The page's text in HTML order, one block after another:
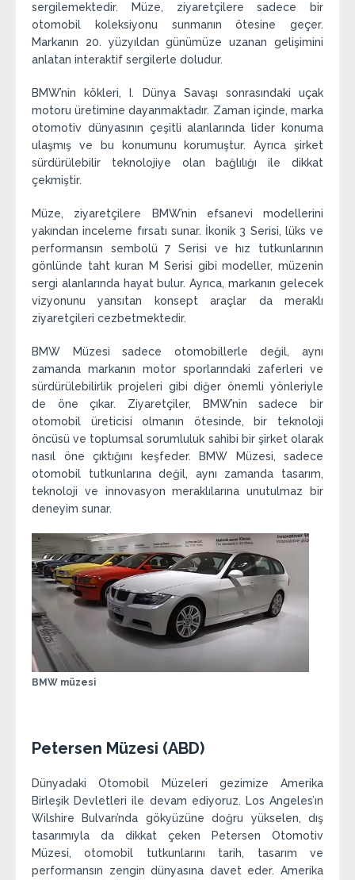
sergilemektedir. Müze, ziyaretçilere sadece bir
otomobil koleksiyonu sunmanın ötesine geçer.
Markanın 20. yüzyıldan günümüze uzanan gelişimini
anlatan interaktif sergilerle doludur.
BMW’nin kökleri, I. Dünya Savaşı sonrasındaki uçak
motoru üretimine dayanmaktadır. Zaman içinde, marka
otomotiv dünyasının çeşitli alanlarında lider konuma
ulaşmış ve bu konumunu korumuştur. Ayrıca şirket
sürdürülebilir teknolojiye olan bağlılığı ile dikkat
çekmiştir.
Müze, ziyaretçilere BMW’nin efsanevi modellerini
yakından inceleme fırsatı sunar. İkonik 3 Serisi, lüks ve
performansın sembolü 7 Serisi ve hız tutkunlarının
gönlünde taht kuran M Serisi gibi modeller, müzenin
sergi alanlarında hayat bulur. Ayrıca, markanın gelecek
vizyonunu yansıtan konsept araçlar da meraklı
ziyaretçileri cezbetmektedir.
BMW Müzesi sadece otomobillerle değil, aynı
zamanda markanın motor sporlarındaki zaferleri ve
sürdürülebilirlik projeleri gibi diğer önemli yönleriyle
de öne çıkar. Ziyaretçiler, BMW’nin sadece bir
otomobil üreticisi olmanın ötesinde, bir teknoloji
öncüsü ve toplumsal sorumluluk sahibi bir şirket olarak
nasıl öne çıktığını keşfeder. BMW Müzesi, sadece
otomobil tutkunlarına değil, aynı zamanda tasarım,
teknoloji ve innovasyon meraklılarına unutulmaz bir
deneyim sunar.
BMW müzesi
Petersen Müzesi (ABD)
Dünyadaki Otomobil Müzeleri gezimize Amerika
Birleşik Devletleri ile devam ediyoruz. Los Angeles’ın
Wilshire Bulvarı’nda gökyüzüne doğru yükselen, dış
tasarımıyla da dikkat çeken Petersen Otomotiv
Müzesi, otomobil tutkunlarını tarih, tasarım ve
performansın zengin dünyasına davet eder. Amerika